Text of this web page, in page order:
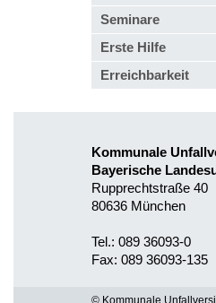
Seminare
Erste Hilfe
Erreichbarkeit
Kommunale
Bayerische
Rupprechtstraße 40
80636 München
Tel.: 089 36093-0
Fax: 089 36093-135
© Kommunale